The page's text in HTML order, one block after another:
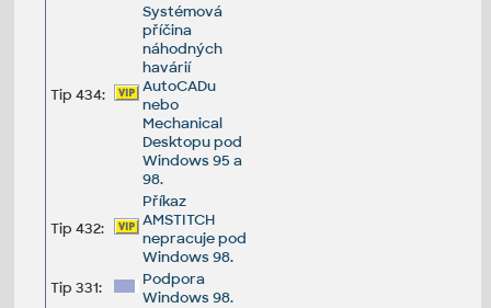
Tip 434:
Systémová
příčina
náhodných
havárií
AutoCADu
nebo
Mechanical
Desktopu pod
Windows 95 a
98.
Tip 432:
Příkaz
AMSTITCH
nepracuje pod
Windows 98.
Tip 331:
Podpora
Windows 98.